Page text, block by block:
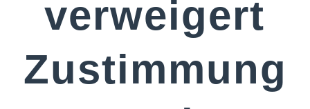
verweigert
Zustimmung